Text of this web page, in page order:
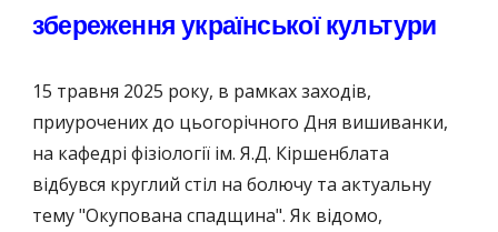
збереження української культури
15 травня 2025 року, в рамках заходів,
приурочених до цьогорічного Дня вишиванки,
на кафедрі фізіології ім. Я.Д. Кіршенблата
відбувся круглий стіл на болючу та актуальну
тему "Окупована спадщина". Як відомо,